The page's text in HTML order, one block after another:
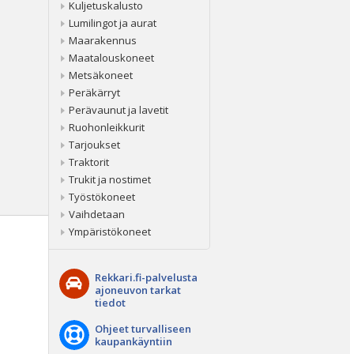
Kuljetuskalusto
Lumilingot ja aurat
Maarakennus
Maatalouskoneet
Metsäkoneet
Peräkärryt
Perävaunut ja lavetit
Ruohonleikkurit
Tarjoukset
Traktorit
Trukit ja nostimet
Työstökoneet
Vaihdetaan
Ympäristökoneet
Rekkari.fi-palvelusta
ajoneuvon tarkat
tiedot
Ohjeet turvalliseen
kaupankäyntiin